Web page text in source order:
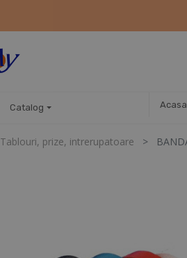
Catalog Acasa
Tablouri, prize, intrerupatoare